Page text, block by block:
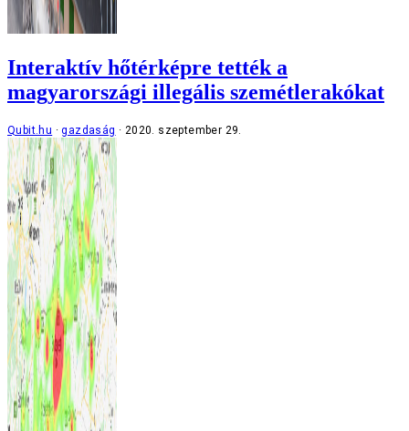
Interaktív hőtérképre tették a
magyarországi illegális szemétlerakókat
Qubit.hu gazdaság 2020. szeptember 29.